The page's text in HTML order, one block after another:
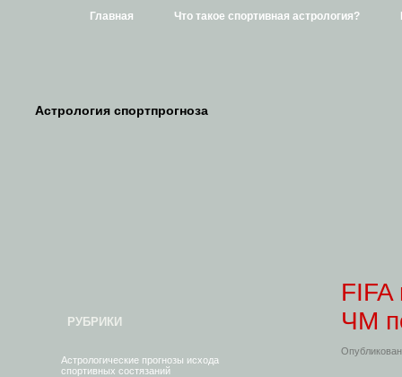
Главная Что такое спортивная астрология?
Астрология спортпрогноза
РУБРИКИ
Астрологические прогнозы исхода
спортивных состязаний
ЧМ